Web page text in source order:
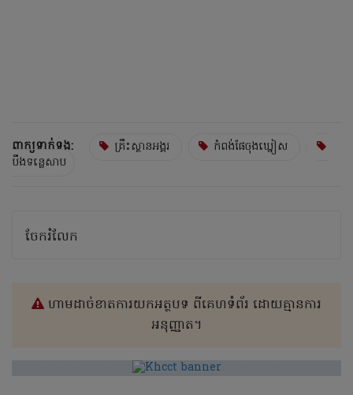
ពាក្យទាក់ទង: គ្រឹះស្ថានអង្គរ
កំពង់ផែចុងឃ្នៀស
បឹងទន្លេសាប
ចែករំលែក
ហាមដាច់ខាតការយកអត្ថបទ ពីគេហទំព័រ ដោយគ្មានការ
អនុញ្ញាត។